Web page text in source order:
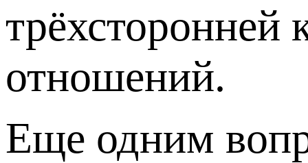
трёхсторонней
отношений.
Еще одним